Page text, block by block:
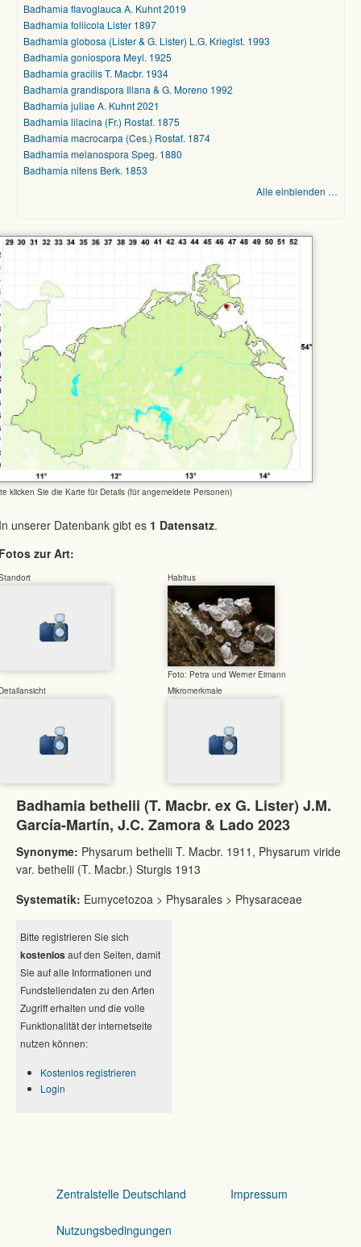
Badhamia flavoglauca A. Kuhnt 2019
Badhamia foliicola Lister 1897
Badhamia globosa (Lister & G. Lister) L.G. Krieglst. 1993
Badhamia goniospora Meyl. 1925
Badhamia gracilis T. Macbr. 1934
Badhamia grandispora Illana & G. Moreno 1992
Badhamia juliae A. Kuhnt 2021
Badhamia lilacina (Fr.) Rostaf. 1875
Badhamia macrocarpa (Ces.) Rostaf. 1874
Badhamia melanospora Speg. 1880
Badhamia nitens Berk. 1853
Alle einblenden …
klicken Sie die Karte für Details (für angemeldete Personen)
unserer Datenbank gibt es 1 Datensatz.
zur Art:
Habitus
Foto: Petra und Werner Eimann
Mikromerkmale
Badhamia bethelii (T. Macbr. ex G. Lister) J.M.
García-Martín, J.C. Zamora & Lado 2023
Synonyme: Physarum bethelii T. Macbr. 1911, Physarum viride
var. bethelii (T. Macbr.) Sturgis 1913
Systematik: Eumycetozoa > Physarales > Physaraceae
Bitte registrieren Sie sich
kostenlos auf den Seiten, damit
Sie auf alle Informationen und
Fundstellendaten zu den Arten
Zugriff erhalten und die volle
Funktionalität der internetseite
nutzen können:
Kostenlos registrieren
Login
Zentralstelle Deutschland Impressum
Nutzungsbedingungen